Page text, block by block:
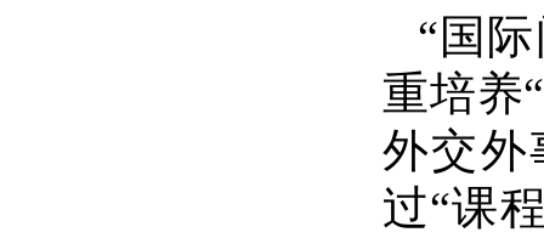
“国
重培养“
外交外
过“课